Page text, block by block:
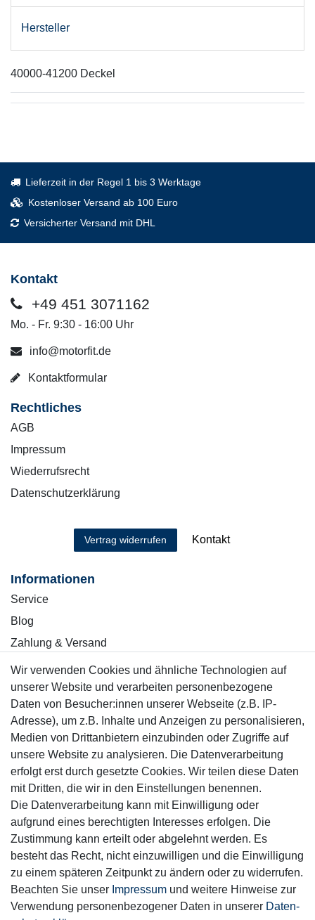
Hersteller
40000-41200 Deckel
Lieferzeit in der Regel 1 bis 3 Werktage
Kostenloser Versand ab 100 Euro
Versicherter Versand mit DHL
Kontakt
+49 451 3071162
Mo. - Fr. 9:30 - 16:00 Uhr
info@motorfit.de
Kontaktformular
Rechtliches
AGB
Impressum
Wiederrufsrecht
Datenschutzerklärung
Vertrag widerrufen Kontakt
Informationen
Service
Blog
Zahlung & Versand
Sicher einkaufen
Mitglied
Motor-Fit
© Copyright 2026 | Alle Rechte vorbehalten.
Wir verwenden Cookies und ähnliche Technologien auf
unserer Website und verarbeiten personenbezogene
Daten von Besucher:innen unserer Webseite (z.B. IP-
Adresse), um z.B. Inhalte und Anzeigen zu personalisieren,
Medien von Drittanbietern einzubinden oder Zugriffe auf
unsere Website zu analysieren. Die Datenverarbeitung
erfolgt erst durch gesetzte Cookies. Wir teilen diese Daten
mit Dritten, die wir in den Einstellungen benennen.
Die Datenverarbeitung kann mit Einwilligung oder
aufgrund eines berechtigten Interesses erfolgen. Die
Zustimmung kann erteilt oder abgelehnt werden. Es
besteht das Recht, nicht einzuwilligen und die Einwilligung
zu einem späteren Zeitpunkt zu ändern oder zu widerrufen.
Beachten Sie unser Impressum und weitere Hinweise zur
Verwendung personenbezogener Daten in unserer Daten­